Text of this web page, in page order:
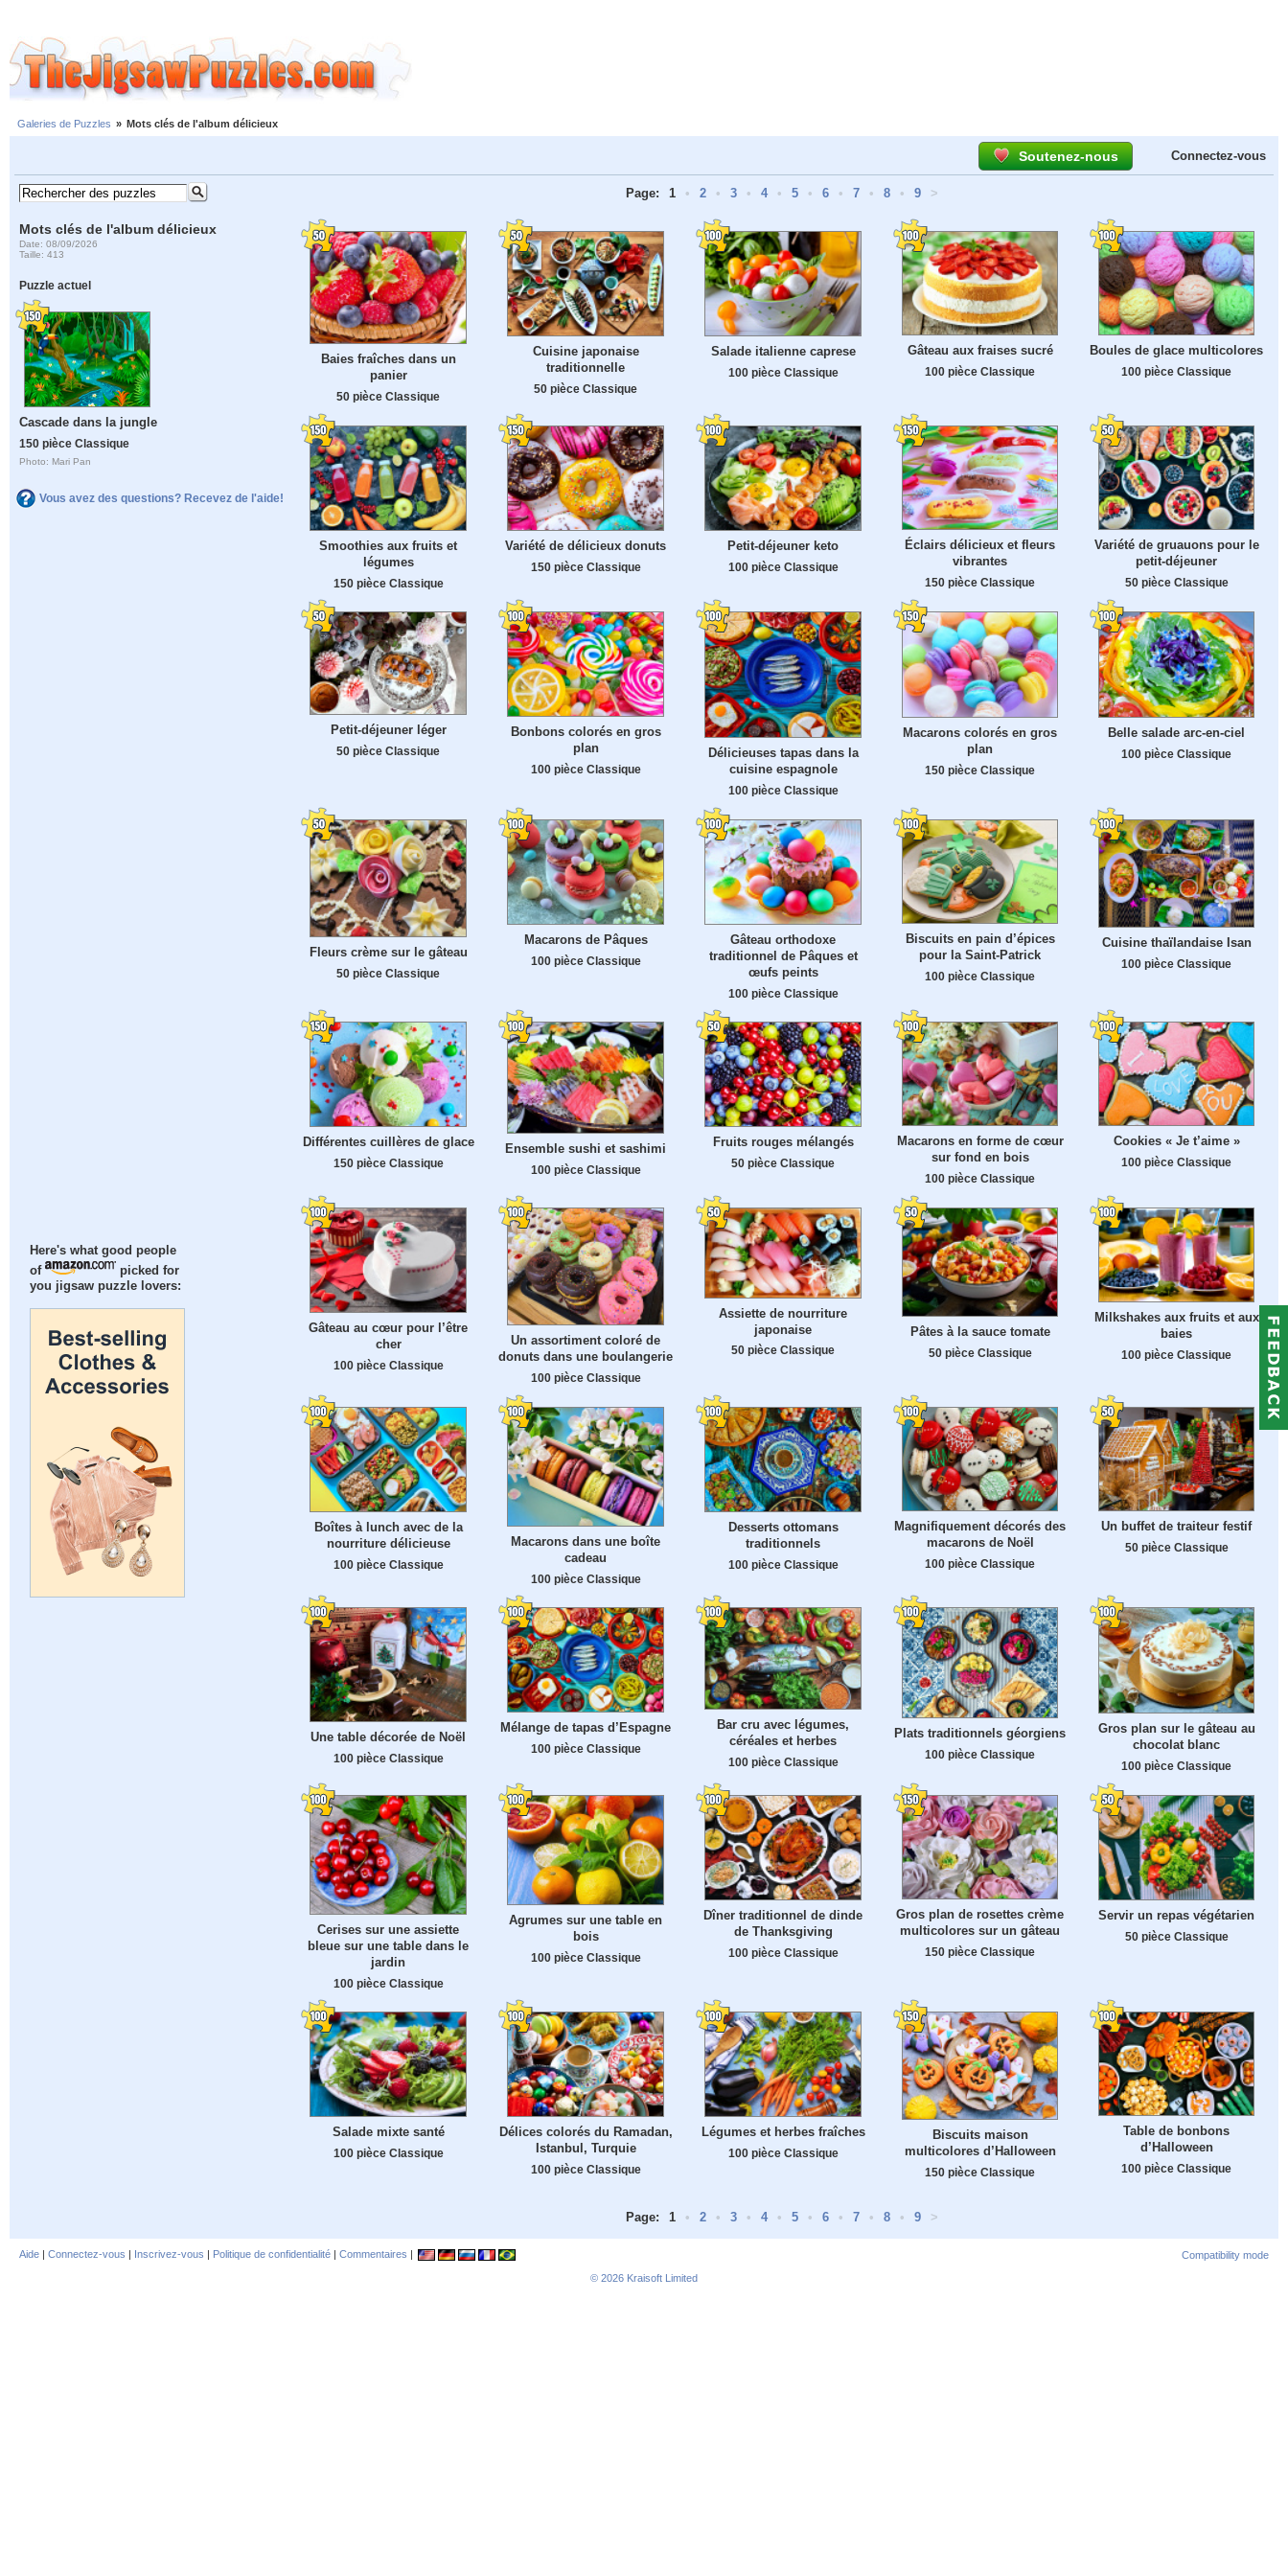
Galeries de Puzzles » Mots clés de l'album délicieux
Soutenez-nous Connectez-vous
Mots clés de l'album délicieux
Date: 08/09/2026
Taille: 413
Puzzle actuel
Cascade dans la jungle
150 pièce Classique
Photo: Mari Pan
Vous avez des questions? Recevez de l'aide!
Here's what good people
of
picked for
you jigsaw puzzle lovers:
Page: 1 • 2 • 3 • 4 • 5 • 6 • 7 • 8 • 9 >
Baies fraîches dans un
panier
50 pièce Classique
Cuisine japonaise
traditionnelle
50 pièce Classique
Salade italienne caprese
100 pièce Classique
Gâteau aux fraises sucré
100 pièce Classique
Boules de glace multicolores
100 pièce Classique
Smoothies aux fruits et
légumes
150 pièce Classique
Variété de délicieux donuts
150 pièce Classique
Petit-déjeuner keto
100 pièce Classique
Éclairs délicieux et fleurs
vibrantes
150 pièce Classique
Variété de gruauons pour le
petit-déjeuner
50 pièce Classique
Petit-déjeuner léger
50 pièce Classique
Bonbons colorés en gros
plan
100 pièce Classique
Délicieuses tapas dans la
cuisine espagnole
100 pièce Classique
Macarons colorés en gros
plan
150 pièce Classique
Belle salade arc-en-ciel
100 pièce Classique
Fleurs crème sur le gâteau
50 pièce Classique
Macarons de Pâques
100 pièce Classique
Gâteau orthodoxe
traditionnel de Pâques et
œufs peints
100 pièce Classique
Biscuits en pain d’épices
pour la Saint-Patrick
100 pièce Classique
Cuisine thaïlandaise Isan
100 pièce Classique
Différentes cuillères de glace
150 pièce Classique
Ensemble sushi et sashimi
100 pièce Classique
Fruits rouges mélangés
50 pièce Classique
Macarons en forme de cœur
sur fond en bois
100 pièce Classique
Cookies « Je t’aime »
100 pièce Classique
Gâteau au cœur pour l’être
cher
100 pièce Classique
Un assortiment coloré de
donuts dans une boulangerie
100 pièce Classique
Assiette de nourriture
japonaise
50 pièce Classique
Pâtes à la sauce tomate
50 pièce Classique
Milkshakes aux fruits et aux
baies
100 pièce Classique
Boîtes à lunch avec de la
nourriture délicieuse
100 pièce Classique
Macarons dans une boîte
cadeau
100 pièce Classique
Desserts ottomans
traditionnels
100 pièce Classique
Magnifiquement décorés des
macarons de Noël
100 pièce Classique
Un buffet de traiteur festif
50 pièce Classique
Une table décorée de Noël
100 pièce Classique
Mélange de tapas d’Espagne
100 pièce Classique
Bar cru avec légumes,
céréales et herbes
100 pièce Classique
Plats traditionnels géorgiens
100 pièce Classique
Gros plan sur le gâteau au
chocolat blanc
100 pièce Classique
Cerises sur une assiette
bleue sur une table dans le
jardin
100 pièce Classique
Agrumes sur une table en
bois
100 pièce Classique
Dîner traditionnel de dinde
de Thanksgiving
100 pièce Classique
Gros plan de rosettes crème
multicolores sur un gâteau
150 pièce Classique
Servir un repas végétarien
50 pièce Classique
Salade mixte santé
100 pièce Classique
Délices colorés du Ramadan,
Istanbul, Turquie
100 pièce Classique
Légumes et herbes fraîches
100 pièce Classique
Biscuits maison
multicolores d’Halloween
150 pièce Classique
Table de bonbons
d’Halloween
100 pièce Classique
Page: 1 • 2 • 3 • 4 • 5 • 6 • 7 • 8 • 9 >
Aide | Connectez-vous | Inscrivez-vous | Politique de confidentialité | Commentaires |
Compatibility mode
© 2026 Kraisoft Limited